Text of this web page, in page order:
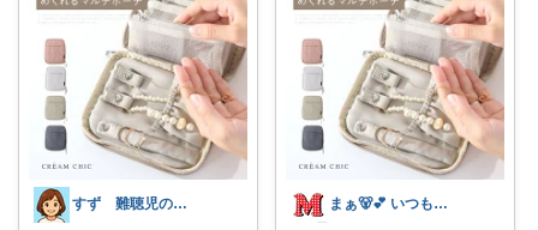
すず 難聴児のママ🦻 まぁ🐻💕 いつもありがとう💓